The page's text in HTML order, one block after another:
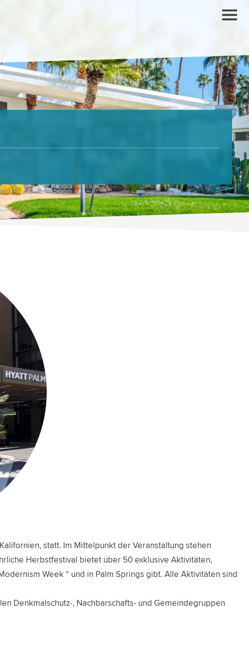
statt. Im Mittelpunkt der Veranstaltung stehen
Herbstfestival bietet über 50 exklusive Aktivitäten,
Week “ und in Palm Springs gibt. Alle Aktivitäten sind
Denkmalschutz-, Nachbarschafts- und Gemeindegruppen